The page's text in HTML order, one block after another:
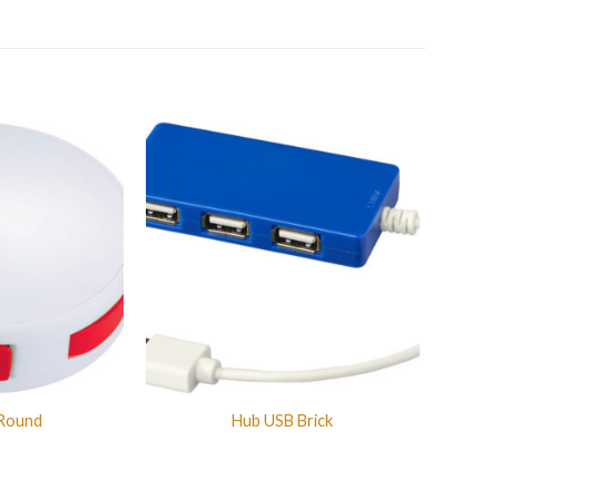
Hub USB Brick